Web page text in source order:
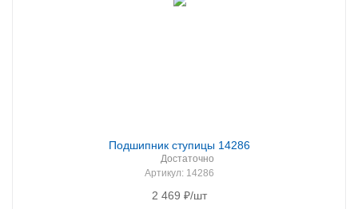
Подшипник ступицы 14286
Достаточно
Артикул: 14286
2 469 ₽/шт